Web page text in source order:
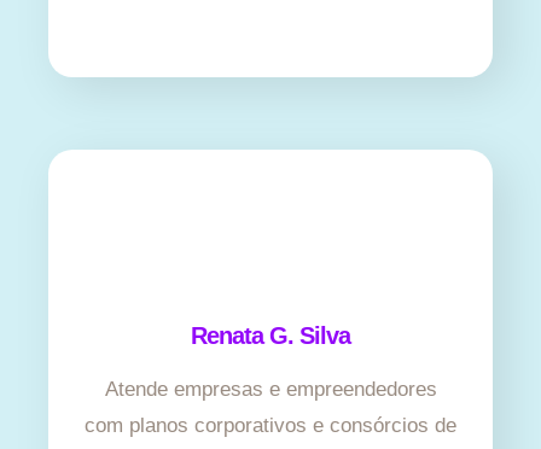
Renata G. Silva
Atende empresas e empreendedores
com planos corporativos e consórcios de